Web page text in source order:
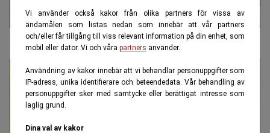
Vi använder också kakor från olika partners för vissa av
ändamålen som listas nedan som innebär att vår partners
och/eller får tillgång till viss relevant information på din enhet, som
mobil eller dator. Vi och våra partners använder.
Användning av kakor innebär att vi behandlar personuppgifter som
IP-adress, unika identifierare och beteendedata. Vår behandling av
personuppgifter sker med samtycke eller berättigat intresse som
laglig grund.
Dina val av kakor
Nästa år ändras reglerna för deras tjänstepension